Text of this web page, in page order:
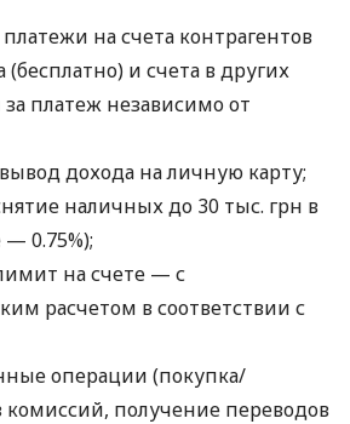
на счета контрагентов
(бесплатно) и счета в других
за платеж независимо от
дохода на личную карту;
наличных до 30 тыс. грн в
0.75%);
на счете — с
расчетом в соответствии с
операции (покупка/
комиссий, получение переводов